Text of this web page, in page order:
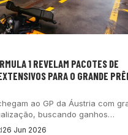
1 REVELAM PACOTES DE
PARA O GRANDE
ao GP da Áustria com
buscando ganhos…
26 Jun 2026